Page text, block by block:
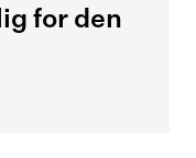
for den